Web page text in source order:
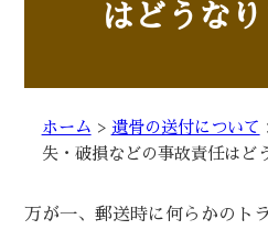
はどうな
ホーム > 遺骨の送付について
失・破損などの事故責任はど
万が一、郵送時に何らかのト